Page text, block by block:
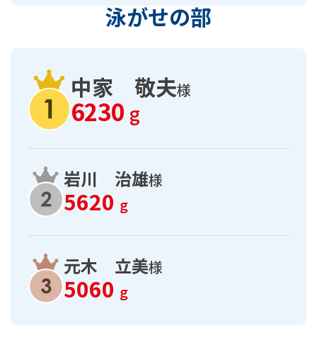
泳がせの部
中家 敬夫様
6230 g
岩川 治雄様
5620 g
元木 立美様
5060 g